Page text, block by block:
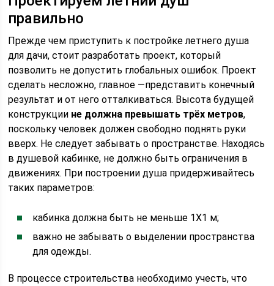
правильно
Прежде чем приступить к постройке летнего душа
для дачи, стоит разработать проект, который
позволить не допустить глобальных ошибок. Проект
сделать несложно, главное —представить конечный
результат и от него отталкиваться. Высота будущей
конструкции не должна превышать трёх метров,
поскольку человек должен свободно поднять руки
вверх. Не следует забывать о пространстве. Находясь
в душевой кабинке, не должно быть ограничения в
движениях. При построении душа придерживайтесь
таких параметров:
кабинка должна быть не меньше 1Х1 м;
важно не забывать о выделении пространства
для одежды.
В процессе строительства необходимо учесть, что